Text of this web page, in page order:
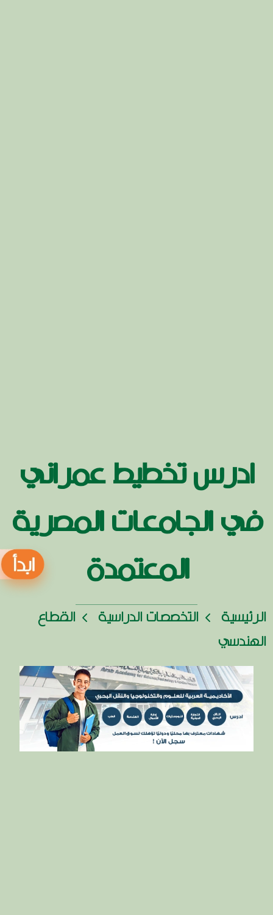
ادرس تخطيط عمراني
في الجامعات المصرية
المعتمدة
الرئيسية التخصصات الدراسية
القطاع
الهندسي